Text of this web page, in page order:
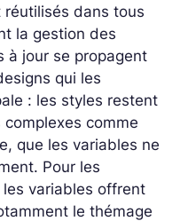
réutilisés dans tous
la gestion des
à jour se propagent
qui les
: les styles restent
comme
que les variables ne
Pour les
variables offrent
le thémage